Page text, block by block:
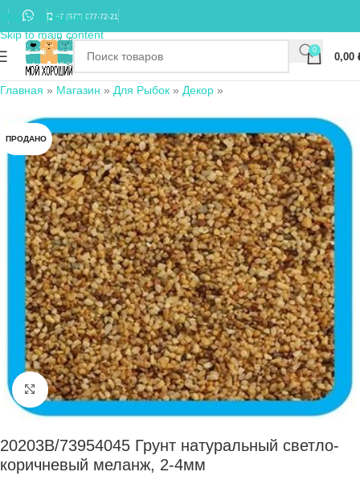
Skip to navigation
Skip to main content
+7 (977) 677-72-21
0
0,00
Главная » Магазин » Для Рыбок » Декор »
ПРОДАНО
Нажмите, чтобы увеличить
20203B/73954045 Грунт натуральный светло-
коричневый меланж, 2-4мм